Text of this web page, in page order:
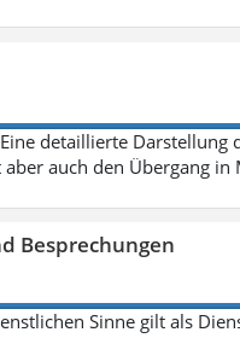
detaillierte
auch den Übergang in
Besprechungen
Sinne gilt als